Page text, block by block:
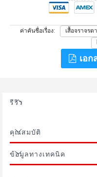
ค่าคันชื่อเรื่อง เสื้อจราจรต
เอก
รีวิว
คุณสมบัติ
ข้อมูลทางเทคนิค